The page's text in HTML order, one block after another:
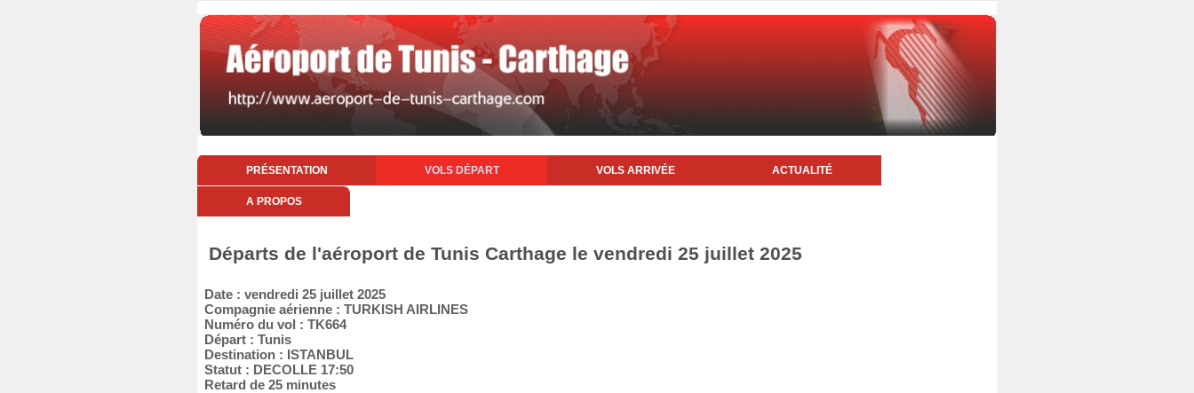
PRÉSENTATION VOLS DÉPART VOLS ARRIVÉE ACTUALITÉ
A PROPOS
Départs de l'aéroport de Tunis Carthage le vendredi 25 juillet 2025
Date : vendredi 25 juillet 2025
Compagnie aérienne : TURKISH AIRLINES
Numéro du vol : TK664
Départ : Tunis
Destination : ISTANBUL
Statut : DECOLLE 17:50
Retard de 25 minutes